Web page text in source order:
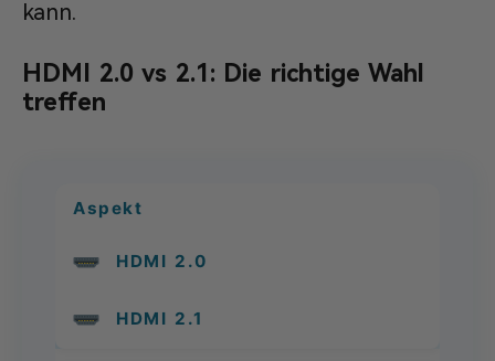
kann.
HDMI 2.0 vs 2.1: Die richtige Wahl
treffen
Aspekt
HDMI 2.0
HDMI 2.1